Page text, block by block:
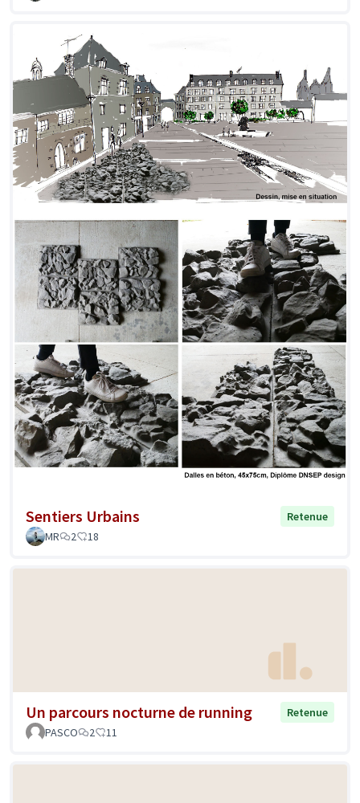
Sentiers Urbains
Retenue
MR
2 18
Un parcours nocturne de running
Retenue
PASCO
2 11